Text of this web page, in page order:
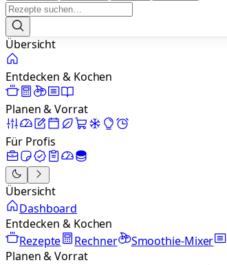
Übersicht
Entdecken & Kochen
Planen & Vorrat
Für Profis
Übersicht
Dashboard
Entdecken & Kochen
Rezepte
Rechner Smoothie-Mixer
Planen & Vorrat